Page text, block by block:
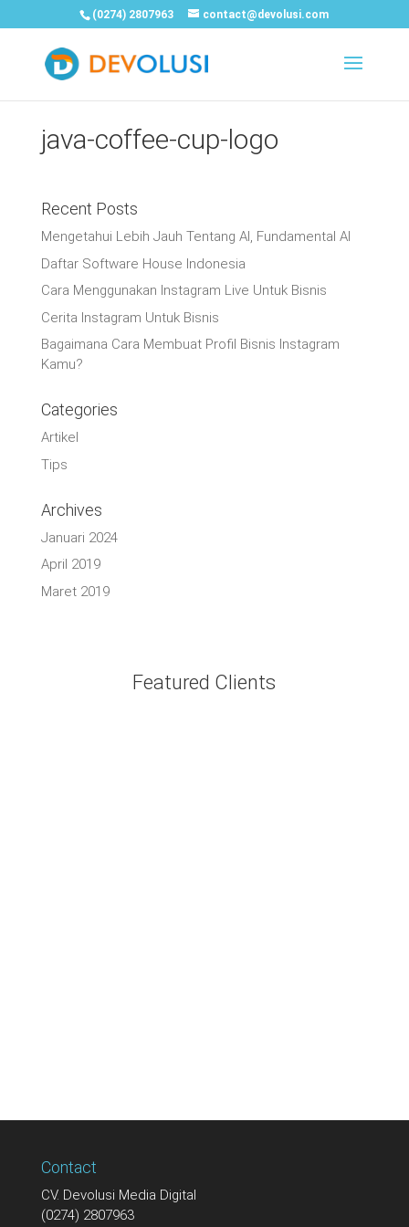
(0274) 2807963 contact@devolusi.com
java-coffee-cup-logo
Recent Posts
Mengetahui Lebih Jauh Tentang AI, Fundamental AI
Daftar Software House Indonesia
Cara Menggunakan Instagram Live Untuk Bisnis
Cerita Instagram Untuk Bisnis
Bagaimana Cara Membuat Profil Bisnis Instagram
Kamu?
Categories
Artikel
Tips
Archives
Januari 2024
April 2019
Maret 2019
Featured Clients
Contact
CV. Devolusi Media Digital
(0274) 2807963